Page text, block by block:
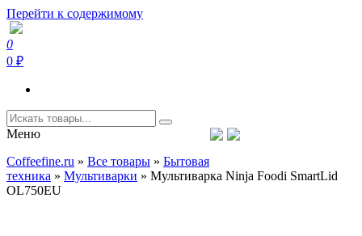
Перейти к содержимому
Coffeefine.ru
Интернет-магазин кофемашин и кофейной техники для дома
0
0 ₽
Меню
Coffeefine.ru » Все товары » Бытовая
техника » Мультиварки » Мультиварка Ninja Foodi SmartLid
OL750EU